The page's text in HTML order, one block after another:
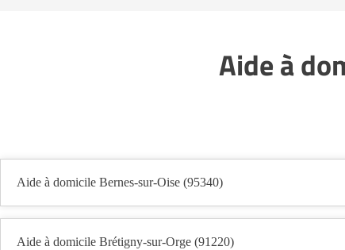
Aide à
Aide à domicile Bernes-sur-Oise (95340)
Aide à domicile Brétigny-sur-Orge (91220)